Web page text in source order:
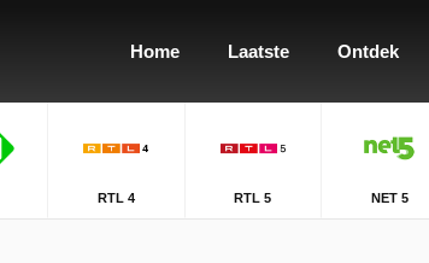
Home Laatste Ontdek
RTL 4 RTL 5 NET 5